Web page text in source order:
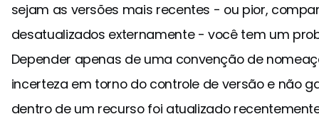
sejam as versões mais recentes - ou pior,
desatualizados externamente - você tem um
Depender apenas de uma convenção de
incerteza em torno do controle de versão e não
dentro de um recurso foi atualizado